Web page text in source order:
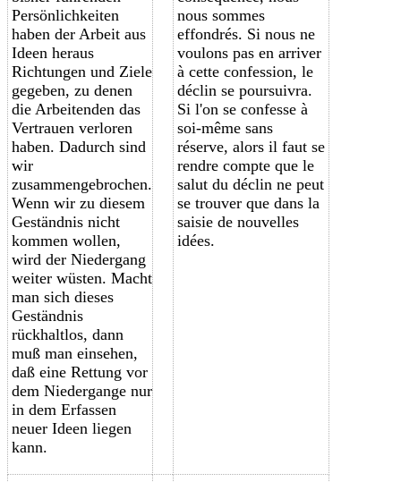
Persönlichkeiten
haben der Arbeit aus
Ideen heraus
Richtungen und Ziele
gegeben, zu denen
die Arbeitenden das
Vertrauen verloren
haben. Dadurch sind
wir
zusammengebrochen.
Wenn wir zu diesem
Geständnis nicht
kommen wollen,
wird der Niedergang
weiter wüsten. Macht
man sich dieses
Geständnis
rückhaltlos, dann
muß man einsehen,
daß eine Rettung vor
dem Niedergange nur
in dem Erfassen
neuer Ideen liegen
kann.
nous sommes
effondrés. Si nous ne
voulons pas en arriver
à cette confession, le
déclin se poursuivra.
Si l'on se confesse à
soi-même sans
réserve, alors il faut se
rendre compte que le
salut du déclin ne peut
se trouver que dans la
saisiede nouvelles
idées.